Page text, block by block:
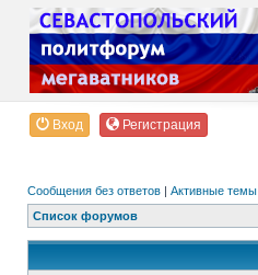
Вход Регистрация
Сообщения без ответов | Активные темы
Список форумов